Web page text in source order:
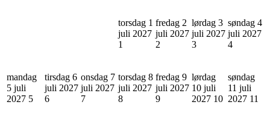
torsdag 1
juli 2027
1
fredag 2
juli 2027
2
lørdag 3
juli 2027
3
søndag 4
juli 2027
4
mandag
5 juli
2027 5
tirsdag 6
juli 2027
6
onsdag 7
juli 2027
7
torsdag 8
juli 2027
8
fredag 9
juli 2027
9
lørdag
10 juli
2027 10
søndag
11 juli
2027 11